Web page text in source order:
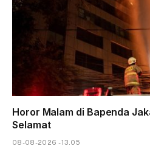
Horor Malam di Bapenda
Selamat
08-08-2026 - 13.05